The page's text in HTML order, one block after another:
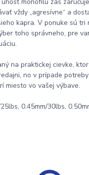
vždy „agresívne“ a
kapra. V ponuke sú tri
toho správneho, pre
na praktickej cievke,
no v prípade
miesto vo vašej výbave.
0.45mm/30lbs,